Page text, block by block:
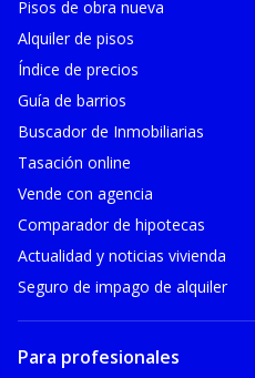
Pisos de obra nueva
Alquiler de pisos
Índice de precios
Guía de barrios
Buscador de Inmobiliarias
Tasación online
Vende con agencia
Comparador de hipotecas
Actualidad y noticias vivienda
Seguro de impago de alquiler
Para profesionales